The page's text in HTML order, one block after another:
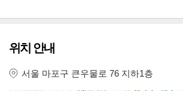
위치 안내
서울 마포구 큰우물로 76 지하1층